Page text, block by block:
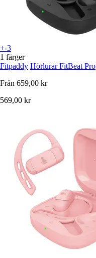
+-3
1 färger
Fitpaddy Hörlurar FitBeat Pro
Från 659,00 kr
569,00 kr